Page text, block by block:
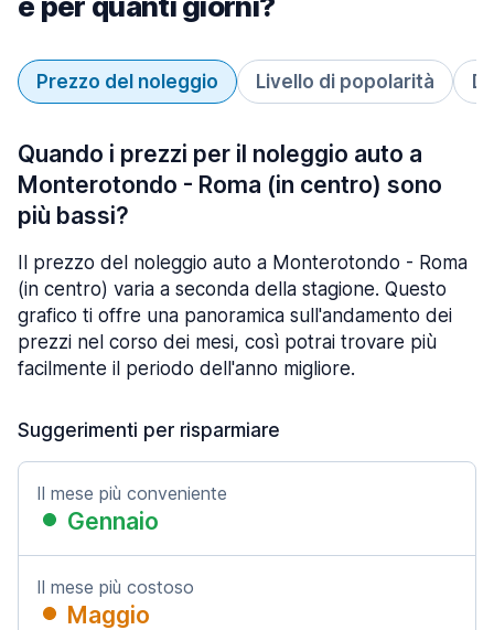
Prezzo del noleggio Livello di popolarità
Quando i prezzi per il noleggio auto a
Monterotondo - Roma (in centro) sono
più bassi?
Il prezzo del noleggio auto a Monterotondo - Roma
(in centro) varia a seconda della stagione. Questo
grafico ti offre una panoramica sull'andamento dei
prezzi nel corso dei mesi, così potrai trovare più
facilmente il periodo dell'anno migliore.
Suggerimenti per risparmiare
Il mese più conveniente
Gennaio
Il mese più costoso
Maggio